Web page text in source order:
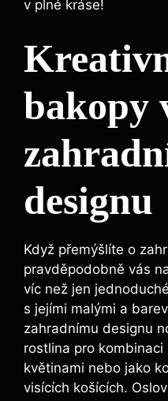
v plné kráse!
bakopy
designu
Když přemýšlíte o
pravděpodobně vás
víc než jen
s jejími malými a
zahradnímu designu
rostlina pro
květinami nebo jako
visících košících.